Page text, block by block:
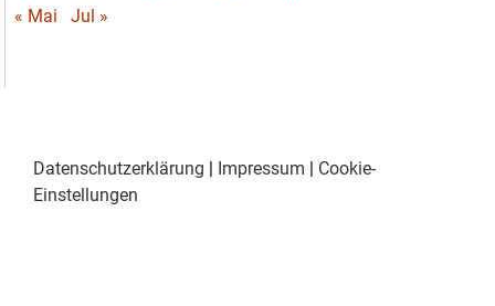
« Mai
Jul »
Datenschutzerklärung | Impressum | Cookie-
Einstellungen